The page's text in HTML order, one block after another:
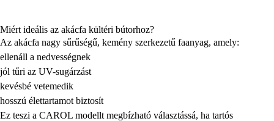
Miért ideális az akácfa kültéri bútorhoz?
Az akácfa nagy sűrűségű, kemény szerkezetű faanyag, amely:
ellenáll a nedvességnek
jól tűri az UV-sugárzást
kevésbé vetemedik
hosszú élettartamot biztosít
Ez teszi a CAROL modellt megbízható választássá, ha tartós